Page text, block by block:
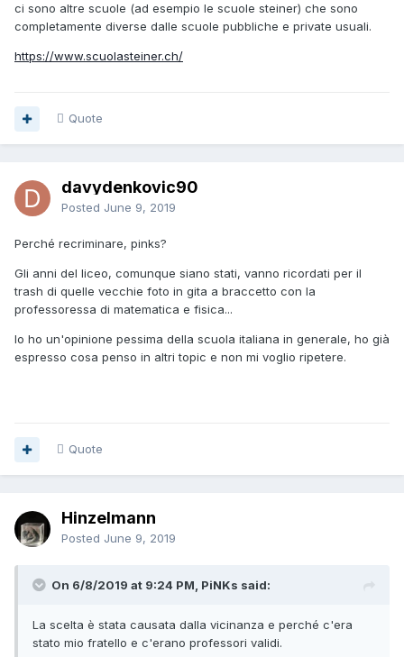
ci sono altre scuole (ad esempio le scuole steiner) che sono
completamente diverse dalle scuole pubbliche e private usuali.
https://www.scuolasteiner.ch/
Quote
davydenkovic90
Posted June 9, 2019
Perché recriminare, pinks?
Gli anni del liceo, comunque siano stati, vanno ricordati per il
trash di quelle vecchie foto in gita a braccetto con la
professoressa di matematica e fisica...
Io ho un'opinione pessima della scuola italiana in generale, ho già
espresso cosa penso in altri topic e non mi voglio ripetere.
Quote
Hinzelmann
Posted June 9, 2019
On 6/8/2019 at 9:24 PM, PiNKs said:
La scelta è stata causata dalla vicinanza e perché c'era
stato mio fratello e c'erano professori validi.